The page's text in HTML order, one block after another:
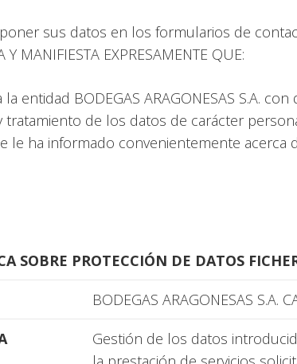
sus datos en los formularios de
MANIFIESTA EXPRESAMENTE QUE:
entidad BODEGAS ARAGONESAS S.A. con
tratamiento de los datos de carácter
le ha informado convenientemente
SOBRE PROTECCIÓN DE DATOS
BODEGAS ARAGONESAS S.A.
Gestión de los datos